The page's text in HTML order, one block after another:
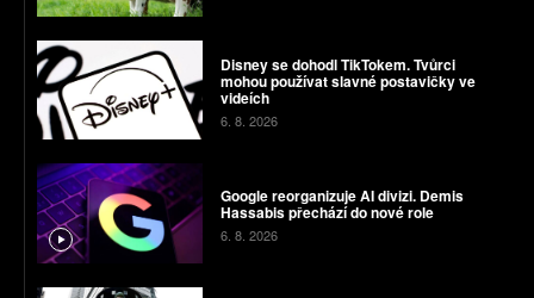
Disney se dohodl TikTokem. Tvůrci
mohou používat slavné postavičky ve
videích
6. 8. 2026
Google reorganizuje AI divizi. Demis
Hassabis přechází do nové role
6. 8. 2026